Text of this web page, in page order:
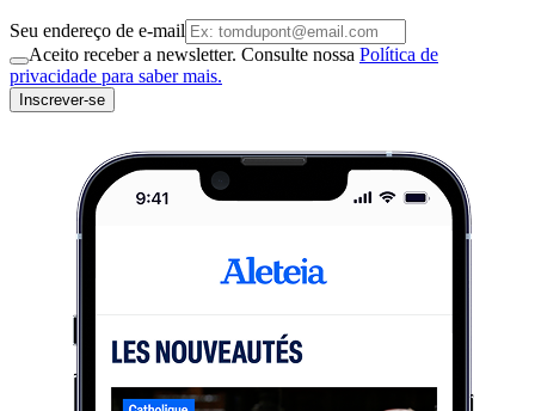
Seu endereço de e-mail
Aceito receber a newsletter. Consulte nossa Política de
privacidade para saber mais.
Inscrever-se